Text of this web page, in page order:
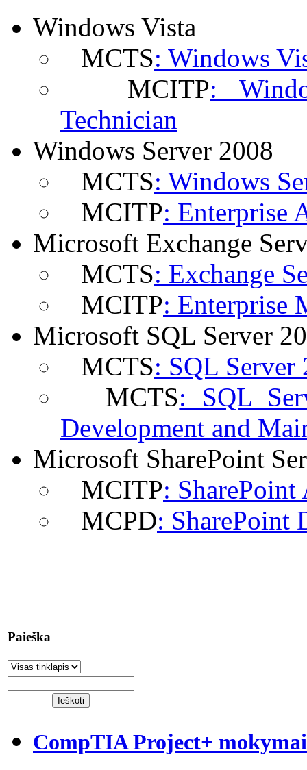
Windows Vista
MCTS: Windows
MCITP:
Technician
Windows Server 2008
MCTS: Windows
MCITP: Enterprise
Microsoft Exchange
MCTS: Exchange
MCITP: Enterprise
Microsoft SQL Server
MCTS: SQL Server
MCTS: SQL
Development and
Microsoft SharePoint
MCITP:
MCPD: SharePoint
Paieška
CompTIA Project+